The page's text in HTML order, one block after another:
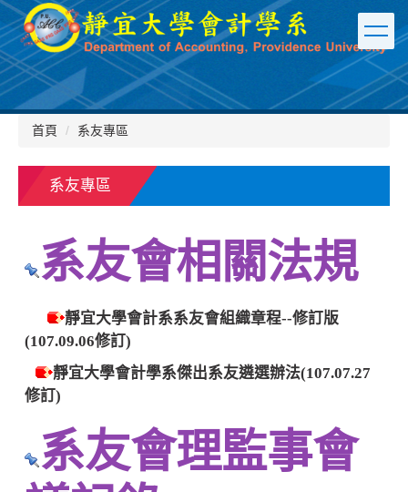
跳
到
主
要
內
容
首頁 系友專區
系友專區
系友會相關法規
靜宜大學會計系系友會組織章程--修訂版
(107.09.06修訂)
靜宜大學會計學系傑出系友遴選辦法(107.07.27
修訂)
系友會理監事會